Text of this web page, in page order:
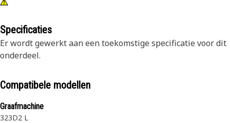
Specificaties
Er wordt gewerkt aan een toekomstige specificatie voor dit
onderdeel.
Compatibele modellen
Graafmachine
323D2 L